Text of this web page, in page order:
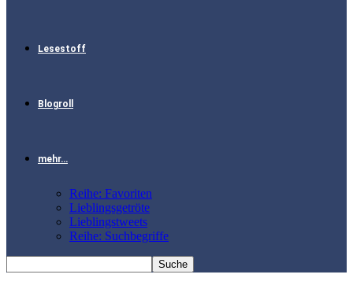
Lesestoff
Blogroll
mehr…
Reihe: Favoriten
Lieblingsgetröte
Lieblingstweets
Reihe: Suchbegriffe